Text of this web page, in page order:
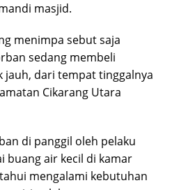
masjid.
menimpa sebut saja
sedang membeli
jauh, dari tempat tinggalnya
Cikarang Utara
di panggil oleh pelaku
buang air kecil di kamar
mengalami kebutuhan